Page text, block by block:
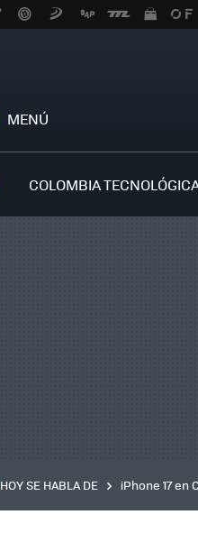
MENÚ
COLOMBIA
HOY SE HABLA DE iPhone 17 en
inteligente